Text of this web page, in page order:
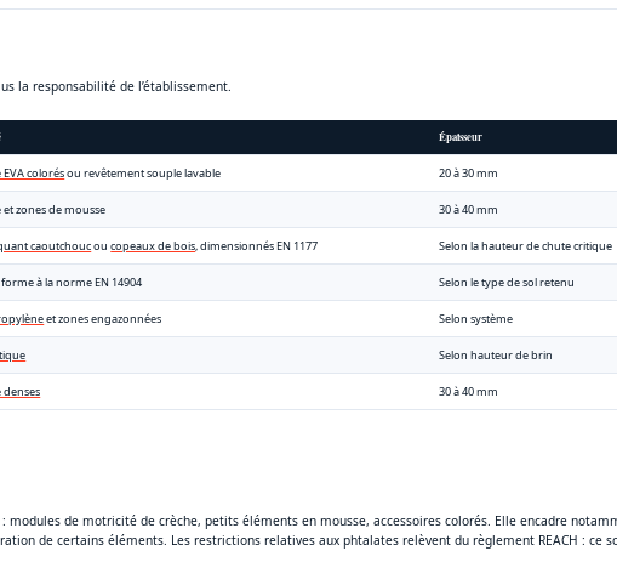
la responsabilité de l’établissement.
Épaisseur
EVA colorésou revêtement souple lavable 20 à 30 mm
et zones de mousse 30 à 40 mm
caoutchoucoucopeaux de bois, dimensionnés EN 1177 Selon la hauteur de chute critique
à la norme EN 14904 Selon le type de sol retenu
et zones engazonnées Selon système
Selon hauteur de brin
denses 30 à 40 mm
modules de motricité de crèche, petits éléments en mousse, accessoires colorés. Elle encadre
de certains éléments. Les restrictions relatives aux phtalates relèvent du règlement REACH : ce